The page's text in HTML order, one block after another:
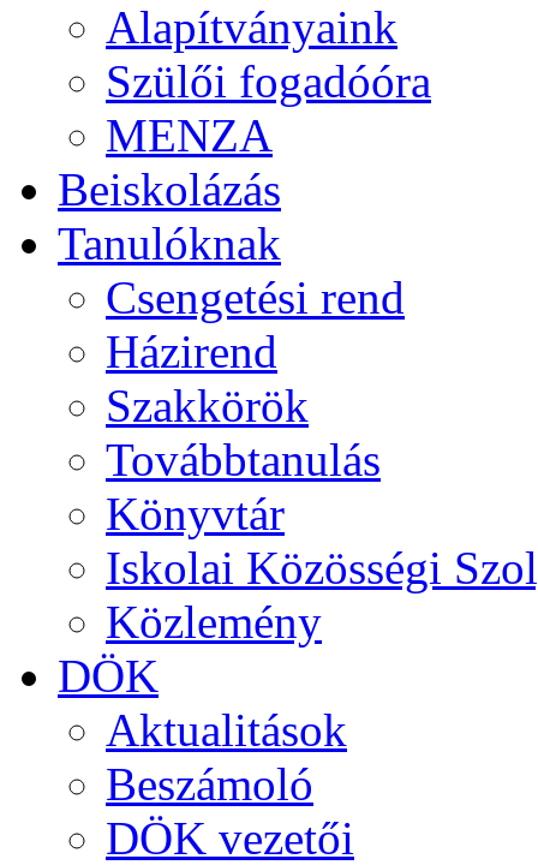
Alapítványaink
Szülői fogadóóra
MENZA
Beiskolázás
Tanulóknak
Csengetési rend
Házirend
Szakkörök
Továbbtanulás
Könyvtár
Iskolai Közösségi
Közlemény
DÖK
Aktualitások
Beszámoló
DÖK vezetői